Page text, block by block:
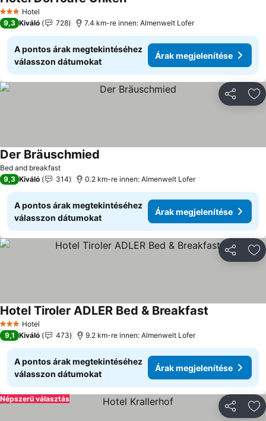
3 Kategória
Hotel
9,3 Kiváló 728 7.4 km-re innen: Almenwelt Lofer
A pontos árak megtekintéséhez
válasszon dátumokat
Árak megjelenítése
Bed and breakfast
Der Bräuschmied
9,3 Kiváló 314 0.2 km-re innen: Almenwelt Lofer
A pontos árak megtekintéséhez
válasszon dátumokat
Árak megjelenítése
3 Kategória
Hotel
Hotel Tiroler ADLER Bed & Breakfast
9,1 Kiváló 473 9.2 km-re innen: Almenwelt Lofer
A pontos árak megtekintéséhez
válasszon dátumokat
Árak megjelenítése
Népszerű választás